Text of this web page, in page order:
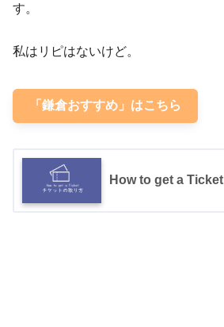
す。
私はリピはないけど。
「鎌倉おすすめ」はこちら
How to get a Ticket